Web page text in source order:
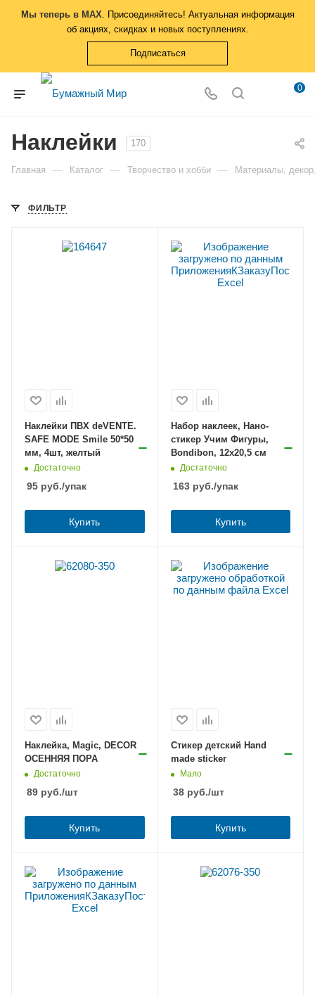
Мы теперь в MAX. Присоединяйтесь! Актуальная информация
об акциях, скидках и новых поступлениях.
Подписаться
0
Наклейки 170
Главная — Каталог — Творчество и хобби — Материалы,
ФИЛЬТР
Наклейки ПВХ deVENTE.
SAFE MODE Smile 50*50
мм, 4шт, желтый
Достаточно
95 руб./упак
Купить
Набор наклеек, Нано-
стикер Учим Фигуры,
Bondibon, 12x20,5 см
Достаточно
163руб./упак
Купить
Наклейка, Magic, DECOR
ОСЕННЯЯ ПОРА
Достаточно
89 руб./шт
Купить
Стикер детский Hand
made sticker
Мало
38руб./шт
Купить